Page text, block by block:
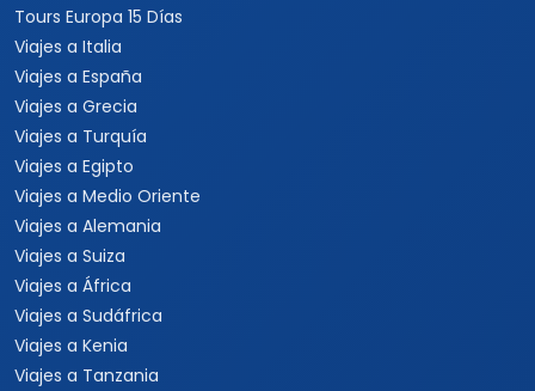
Tours Europa 15 Días
Viajes a Italia
Viajes a España
Viajes a Grecia
Viajes a Turquía
Viajes a Egipto
Viajes a Medio Oriente
Viajes a Alemania
Viajes a Suiza
Viajes a África
Viajes a Sudáfrica
Viajes a Kenia
Viajes a Tanzania